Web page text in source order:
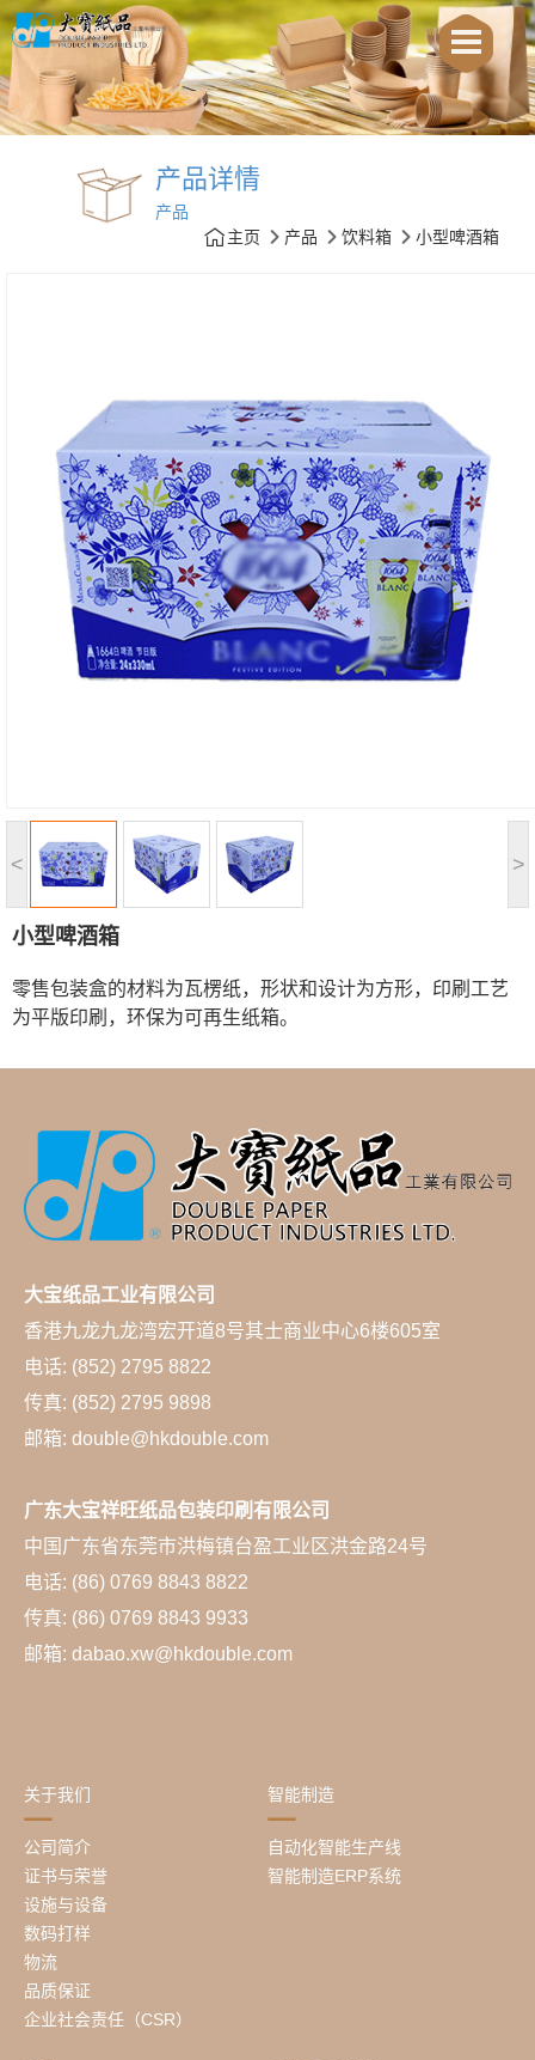
产品详情
产品
主页
产品 饮料箱 小型啤酒箱
< >
小型啤酒箱
零售包装盒的材料为瓦楞纸，形状和设计为方形，印刷工艺
为平版印刷，环保为可再生纸箱。
大宝纸品工业有限公司
香港九龙九龙湾宏开道8号其士商业中心6楼605室
电话: (852) 2795 8822
传真: (852) 2795 9898
邮箱: double@hkdouble.com
广东大宝祥旺纸品包装印刷有限公司
中国广东省东莞市洪梅镇台盈工业区洪金路24号
电话: (86) 0769 8843 8822
传真: (86) 0769 8843 9933
邮箱: dabao.xw@hkdouble.com
关于我们
公司简介
证书与荣誉
设施与设备
数码打样
物流
品质保证
企业社会责任（CSR）
智能制造
自动化智能生产线
智能制造ERP系统